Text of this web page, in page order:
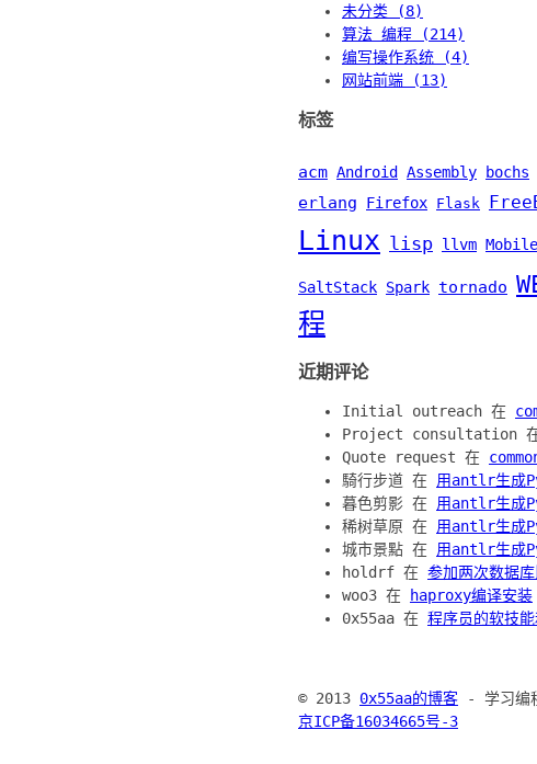
未分类 (8)
算法 编程 (214)
编写操作系统 (4)
网站前端 (13)
标签
acm Android Assembly bochs
erlang Firefox Flask
Linux lisp llvm Mobile
SaltStack Spark tornado
程
近期评论
Initial outreach 在
Project consultation
Quote request 在
騎行步道 在 用antlr生成
暮色剪影 在 用antlr生成
稀树草原 在 用antlr生成
城市景點 在 用antlr生成
holdrf 在 参加两次数据
woo3 在
haproxy编译安装
0x55aa 在 程序员的软技
© 2013 0x55aa的博客 - 学习编
京ICP备16034665号-3